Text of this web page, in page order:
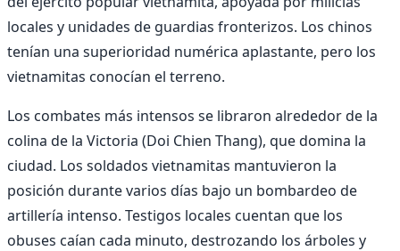
locales y unidades de guardias fronterizos. Los chinos
tenían una superioridad numérica aplastante, pero los
vietnamitas conocían el terreno.
Los combates más intensos se libraron alrededor de la
colina de la Victoria (Doi Chien Thang), que domina la
ciudad. Los soldados vietnamitas mantuvieron la
posición durante varios días bajo un bombardeo de
artillería intenso. Testigos locales cuentan que los
obuses caían cada minuto, destrozando los árboles y